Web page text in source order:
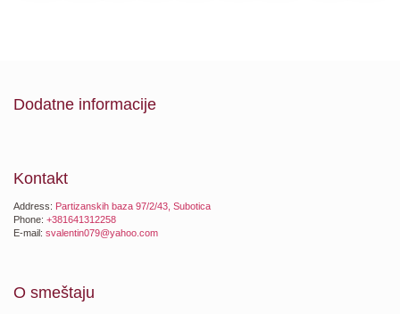
Dodatne informacije
Kontakt
Address: Partizanskih baza 97/2/43, Subotica
Phone: +381641312258
E-mail: svalentin079@yahoo.com
O smeštaju